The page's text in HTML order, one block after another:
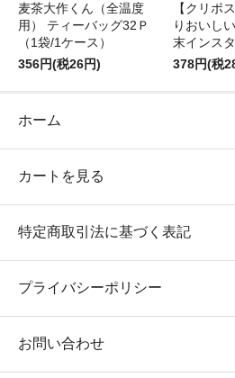
麦茶大作くん（全温度
用） ティーバッグ32Ｐ
（1袋/1ケース）
356円(税26円)
【クリポ
りおいし
末インス
378円(税
ホーム
カートを見る
特定商取引法に基づく表記
プライバシーポリシー
お問い合わせ